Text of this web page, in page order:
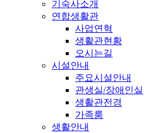
기숙사소개
연합생활관
사업연혁
생활관현황
오시는길
시설안내
주요시설안내
관생실/장애인실
생활관전경
가족룸
생활안내